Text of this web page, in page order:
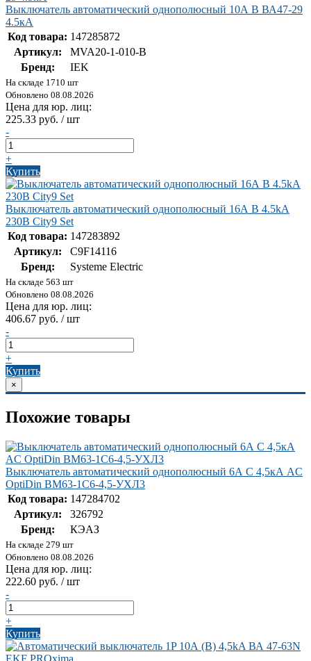
Выключатель автоматический однополюсный 10А В ВА47-29
4.5кА
Код товара: 147285872
Артикул:
MVA20-1-010-B
Бренд:
IEK
На складе 1710 шт
Обновлено 08.08.2026
Цена для юр. лиц:
225.33 руб. / шт
-
+
Купить
Выключатель автоматический однополюсный 16А B 4.5kA
230В City9 Set
Код товара: 147283892
Артикул:
C9F14116
Бренд:
Systeme Electric
На складе 563 шт
Обновлено 08.08.2026
Цена для юр. лиц:
406.67 руб. / шт
-
+
Купить
×
Похожие товары
Выключатель автоматический однополюсный 6А C 4,5кА AC
OptiDin BM63-1C6-4,5-УХЛ3
Код товара: 147284702
Артикул:
326792
Бренд:
КЭАЗ
На складе 279 шт
Обновлено 08.08.2026
Цена для юр. лиц:
222.60 руб. / шт
-
+
Купить